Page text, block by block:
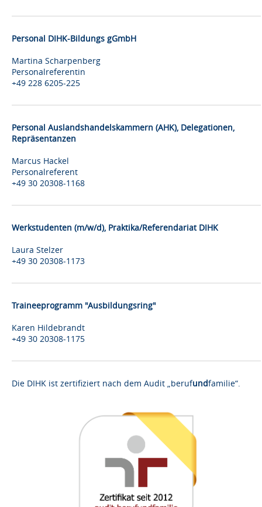
Personal DIHK-Bildungs gGmbH
Martina Scharpenberg
Personalreferentin
+49 228 6205-225
Personal Auslandshandelskammern (AHK), Delegationen,
Repräsentanzen
Marcus Hackel
Personalreferent
+49 30 20308-1168
Werkstudenten (m/w/d), Praktika/Referendariat DIHK
Laura Stelzer
+49 30 20308-1173
Traineeprogramm "Ausbildungsring"
Karen Hildebrandt
+49 30 20308-1175
Die DIHK ist zertifiziert nach dem Audit „berufundfamilie“.